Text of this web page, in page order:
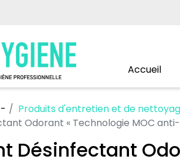
Accueil
Produits d'entretien et de
Odorant « Technologie MOC anti-
Désinfectant